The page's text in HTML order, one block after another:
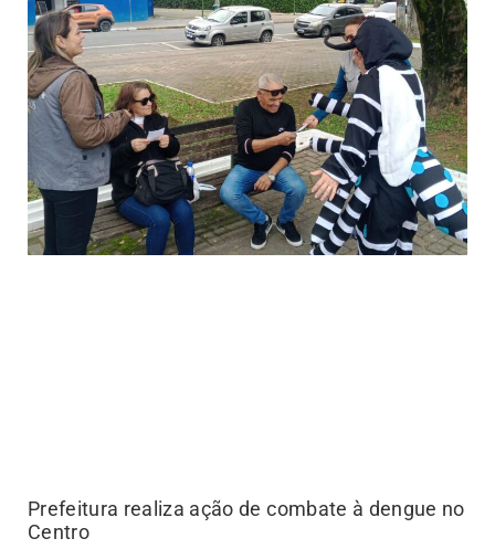
Prefeitura realiza ação de combate à dengue no
Centro